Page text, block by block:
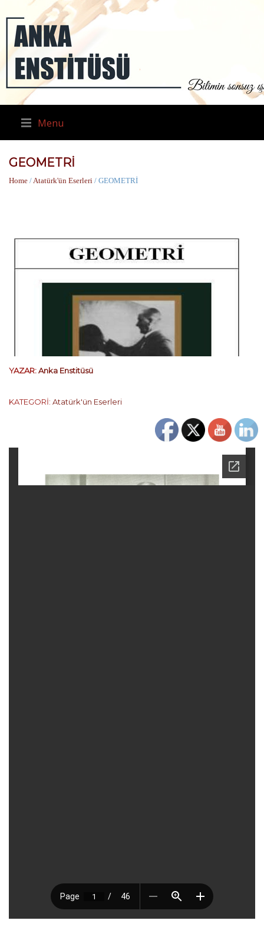
Menu
GEOMETRİ
Home /Atatürk'ün Eserleri / GEOMETRİ
YAZAR:Anka Enstitüsü
KATEGORİ: Atatürk'ün Eserleri